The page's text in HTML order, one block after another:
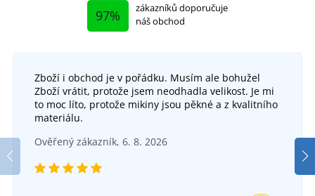
97%
zákazníků doporučuje
náš obchod
Zboží i obchod je v pořádku. Musím ale bohužel
Zboží vrátit, protože jsem neodhadla velikost. Je mi
to moc líto, protože mikiny jsou pěkné a z kvalitního
materiálu.
Ověřený zákazník, 6. 8. 2026